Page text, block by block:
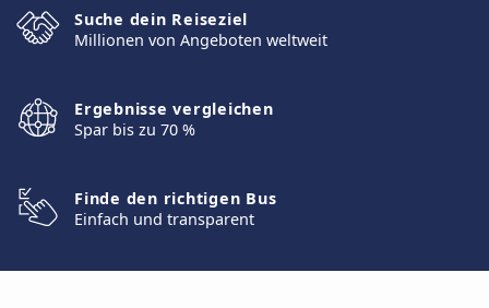
Suche dein Reiseziel
Millionen von Angeboten weltweit
Ergebnisse vergleichen
Spar bis zu 70 %
Finde den richtigen Bus
Einfach und transparent